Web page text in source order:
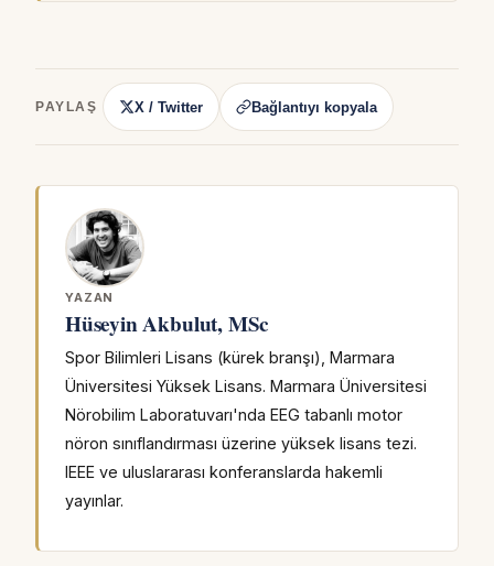
PAYLAŞ X / Twitter Bağlantıyı kopyala
YAZAN
Hüseyin Akbulut, MSc
Spor Bilimleri Lisans (kürek branşı), Marmara
Üniversitesi Yüksek Lisans. Marmara Üniversitesi
Nörobilim Laboratuvarı'nda EEG tabanlı motor
nöron sınıflandırması üzerine yüksek lisans tezi.
IEEE ve uluslararası konferanslarda hakemli
yayınlar.